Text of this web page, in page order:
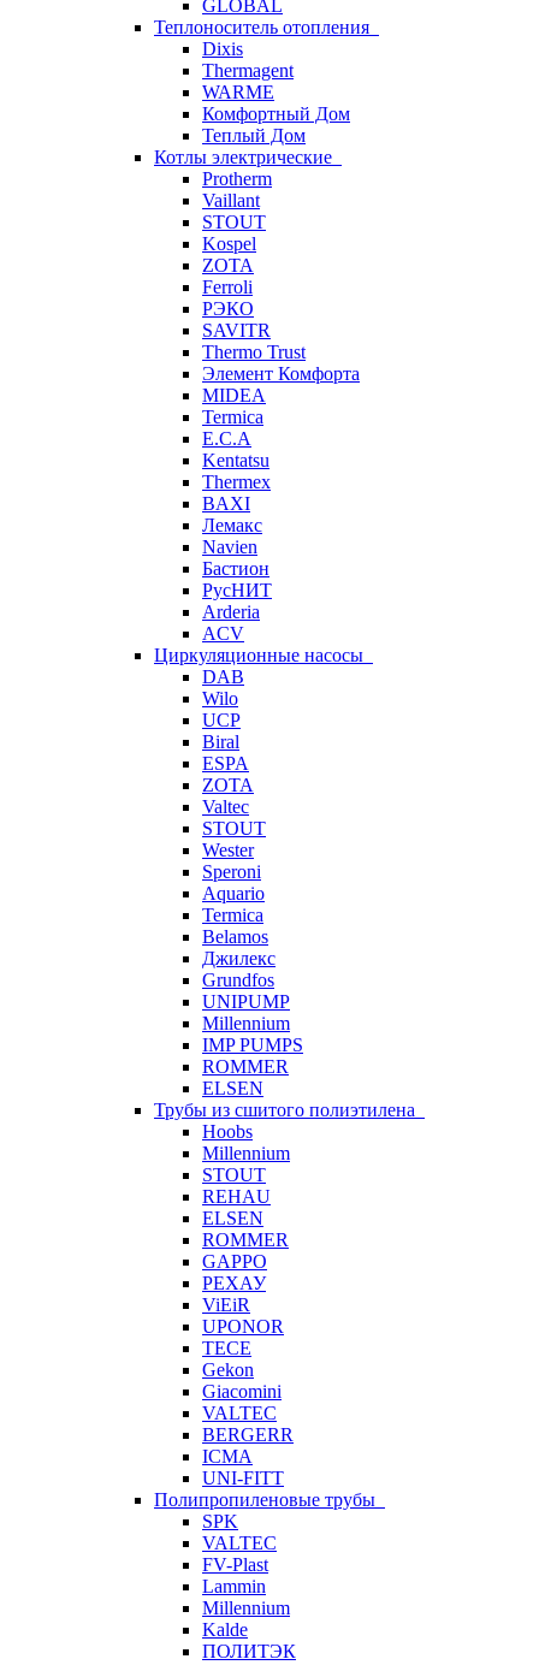
GLOBAL
Теплоноситель отопления
Dixis
Thermagent
WARME
Комфортный Дом
Теплый Дом
Котлы электрические
Protherm
Vaillant
STOUT
Kospel
ZOTA
Ferroli
РЭКО
SAVITR
Thermo Trust
Элемент Комфорта
MIDEA
Termica
E.C.A
Kentatsu
Thermex
BAXI
Лемакс
Navien
Бастион
РусНИТ
Arderia
ACV
Циркуляционные насосы
DAB
Wilo
UCP
Biral
ESPA
ZOTA
Valtec
STOUT
Wester
Speroni
Aquario
Termica
Belamos
Джилекс
Grundfos
UNIPUMP
Millennium
IMP PUMPS
ROMMER
ELSEN
Трубы из сшитого полиэтилена
Hoobs
Millennium
STOUT
REHAU
ELSEN
ROMMER
GAPPO
РЕХАУ
ViEiR
UPONOR
TECE
Gekon
Giacomini
VALTEC
BERGERR
ICMA
UNI-FITT
Полипропиленовые трубы
SPK
VALTEC
FV-Plast
Lammin
Millennium
Kalde
ПОЛИТЭК